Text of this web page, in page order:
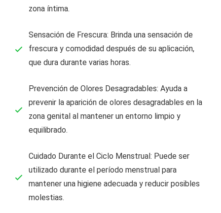
zona íntima.
Sensación de Frescura: Brinda una sensación de
frescura y comodidad después de su aplicación,
que dura durante varias horas.
Prevención de Olores Desagradables: Ayuda a
prevenir la aparición de olores desagradables en la
zona genital al mantener un entorno limpio y
equilibrado.
Cuidado Durante el Ciclo Menstrual: Puede ser
utilizado durante el período menstrual para
mantener una higiene adecuada y reducir posibles
molestias.